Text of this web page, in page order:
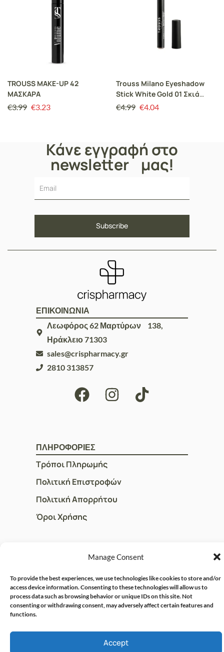
Manage Consent
To provide the best experiences, we use technologies like cookies to store and/or
access device information. Consenting to these technologies will allow us to
process data such as browsing behavior or unique IDs on this site. Not
consenting or withdrawing consent, may adversely affect certain features and
functions.
Accept
TROUSS MAKE-UP 42
ΜΑΣΚΑΡΑ
€3.99 €3.23
Trouss Milano Eyeshadow
Stick White Gold 01 Σκιά
ματιών, Μολύβι ή Eyeliner
€4.99 €4.04
Κάνε εγγραφή στο
newsletter μας!
ΕΠΙΚΟΙΝΩΝΙΑ
Λεωφόρος 62 Μαρτύρων 138,
Ηράκλειο 71303
sales@crispharmacy.gr
2810 313857
ΠΛΗΡΟΦΟΡΙΕΣ
Τρόποι Πληρωμής
Πολιτική Επιστροφών
Πολιτική Απορρήτου
Όροι Χρήσης
ΓΡΗΓΟΡOI ΣΥΝΔΕΣΜΟΙ
Η Ομάδα μας
Επικοινωνία